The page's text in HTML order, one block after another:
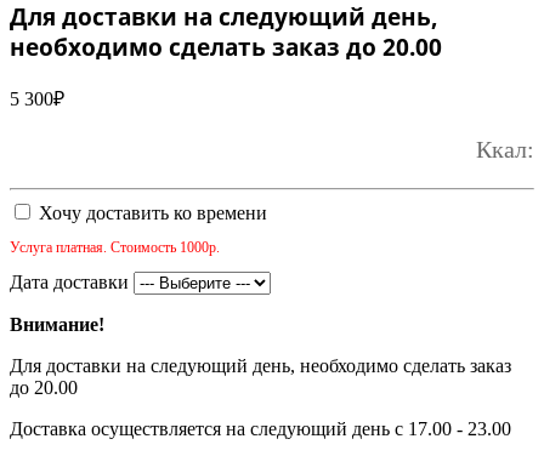
Для доставки на следующий день,
необходимо сделать заказ до 20.00
5 300₽
Ккал:
Хочу доставить ко времени
Услуга платная. Стоимость 1000р.
Дата доставки
Внимание!
Для доставки на следующий день, необходимо сделать заказ
до 20.00
Доставка осуществляется на следующий день с 17.00 - 23.00